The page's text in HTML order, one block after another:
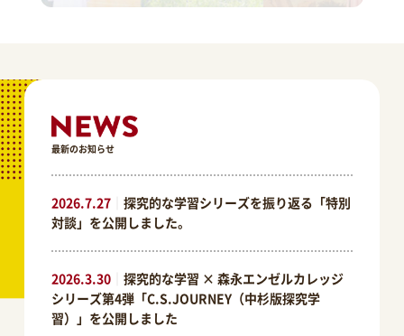
最新のお知らせ
2026.7.27｜ 探究的な学習シリーズを振り返る「特別
対談」を公開しました。
2026.3.30｜ 探究的な学習 × 森永エンゼルカレッジ
シリーズ第4弾「C.S.JOURNEY（中杉版探究学
習）」を公開しました